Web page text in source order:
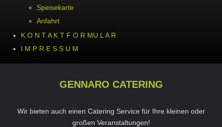
Speisekarte
Anfahrt
K O N T A K T F O R MU L A R
I M P R E S S U M
GENNARO CATERING
Wir bieten auch einen Catering Service für Ihre kleinen oder
großen Veranstaltungen!